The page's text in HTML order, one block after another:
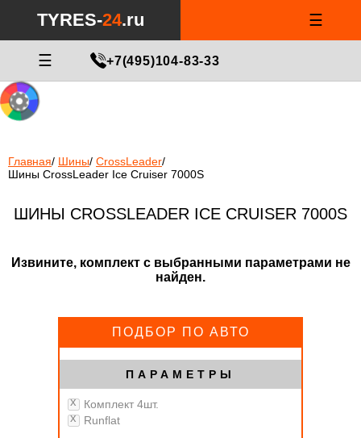
24.ru/html/catalog/controller/product/shinydiski.php
on line
TYRES-24.ru ☰
☰ +7(495)104-83-33
Главная/ Шины/ CrossLeader/
Шины CrossLeader Ice Cruiser 7000S
ШИНЫ CROSSLEADER ICE CRUISER 7000S
Извините, комплект с выбранными параметрами не
найден.
ПОДБОР ПО АВТО
ПАРАМЕТРЫ
Комплект 4шт.
Runflat